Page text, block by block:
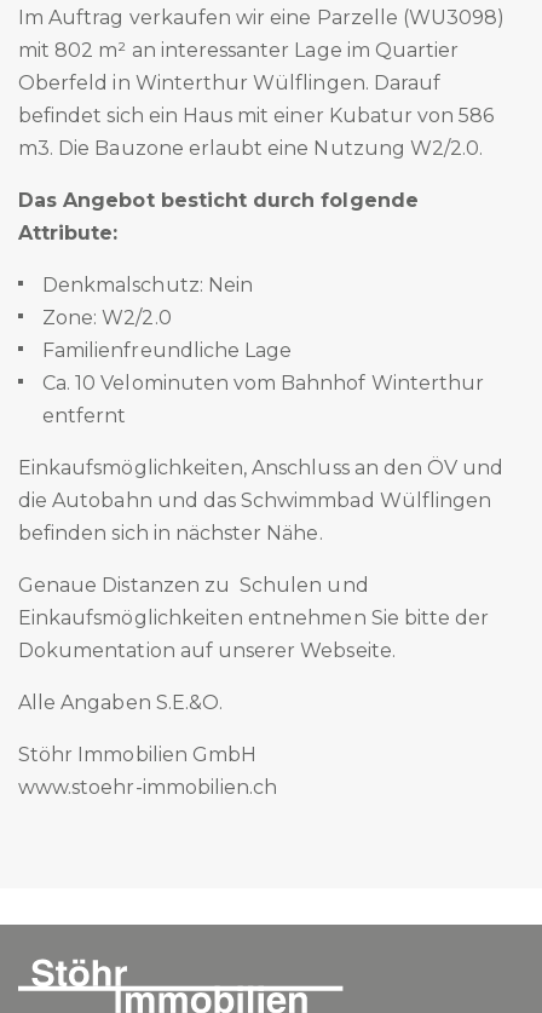
Im Auftrag verkaufen wir eine Parzelle (WU3098)
mit 802 m² an interessanter Lage im Quartier
Oberfeld in Winterthur Wülflingen. Darauf
befindet sich ein Haus mit einer Kubatur von 586
m3. Die Bauzone erlaubt eine Nutzung W2/2.0.
Das Angebot besticht durch folgende
Attribute:
Denkmalschutz: Nein
Zone: W2/2.0
Familienfreundliche Lage
Ca. 10 Velominuten vom Bahnhof Winterthur
entfernt
Einkaufsmöglichkeiten, Anschluss an den ÖV und
die Autobahn und das Schwimmbad Wülflingen
befinden sich in nächster Nähe.
Genaue Distanzen zu Schulen und
Einkaufsmöglichkeiten entnehmen Sie bitte der
Dokumentation auf unserer Webseite.
Alle Angaben S.E.&O.
Stöhr Immobilien GmbH
www.stoehr-immobilien.ch